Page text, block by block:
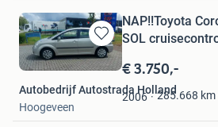
Bewaren
in
Favorieten
NAP!!Toyota
SOL
€ 3.750,-
2006 285.668 km
Autobedrijf Autostrada Holland
Hoogeveen